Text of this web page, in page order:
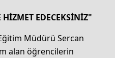
EDECEKSİNİZ"
Müdürü Sercan
alan öğrencilerin